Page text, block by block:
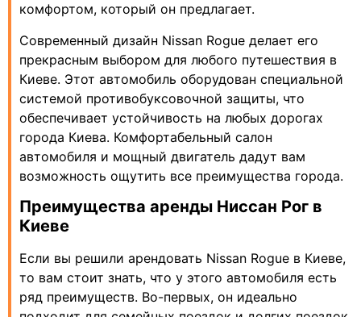
комфортом, который он предлагает.
Современный дизайн Nissan Rogue делает его
прекрасным выбором для любого путешествия в
Киеве. Этот автомобиль оборудован специальной
системой противобуксовочной защиты, что
обеспечивает устойчивость на любых дорогах
города Киева. Комфортабельный салон
автомобиля и мощный двигатель дадут вам
возможность ощутить все преимущества города.
Преимущества аренды Ниссан Рог в
Киеве
Если вы решили арендовать Nissan Rogue в Киеве,
то вам стоит знать, что у этого автомобиля есть
ряд преимуществ. Во-первых, он идеально